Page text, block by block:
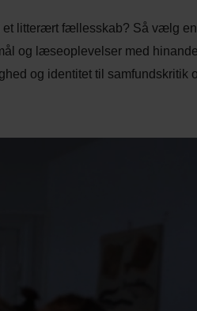
et litterært fællesskab? Så vælg
og læseoplevelser med
og identitet til samfundskritik